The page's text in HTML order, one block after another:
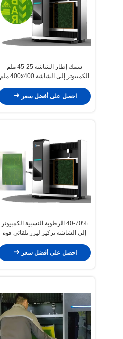
سمك إطار الشاشة 25-45 ملم
الكمبيوتر إلى الشاشة 400x400 ملم
احصل على أفضل سعر
40-70% الرطوبة النسبية الكمبيوتر
إلى الشاشة تركيز ليزر تلقائي قوة
احصل على أفضل سعر